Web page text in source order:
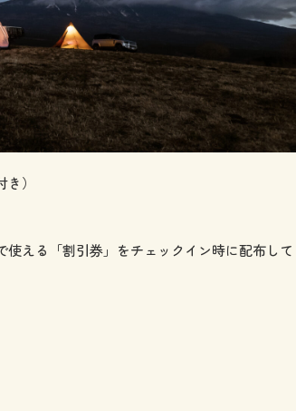
）
える「割引券」をチェックイン時に配布して